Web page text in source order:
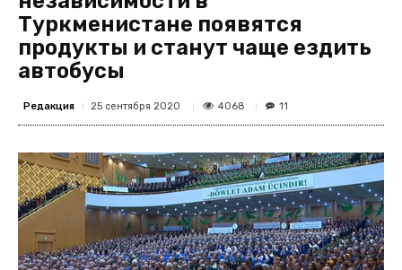
Туркменистане появятся
продукты и станут чаще ездить
автобусы
Редакция 25 сентября 2020 4068 11